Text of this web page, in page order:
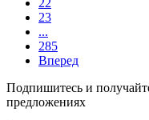
23
...
285
Вперед
Подпишитесь и
предложениях